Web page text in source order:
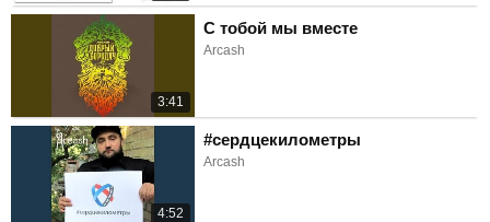
3:41
С тобой мы вместе
Arcash
4:52
#сердцекилометры
Arcash